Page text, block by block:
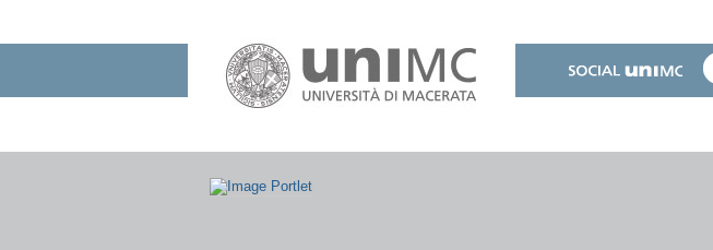
contenuti.
Salta
alla